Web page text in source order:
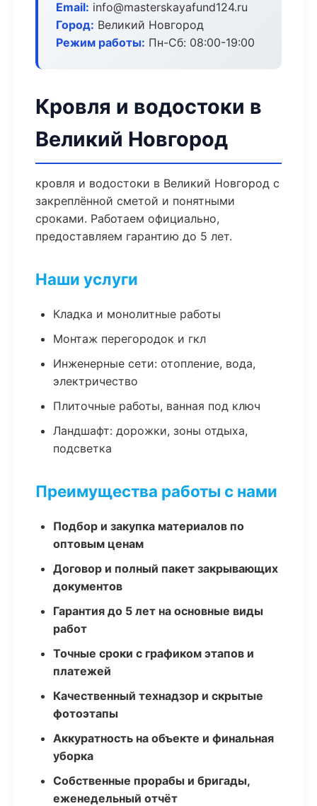
Email: info@masterskayafund124.ru
Город: Великий Новгород
Режим работы: Пн-Сб: 08:00-19:00
Кровля и водостоки в
Великий Новгород
кровля и водостоки в Великий Новгород с
закреплённой сметой и понятными
сроками. Работаем официально,
предоставляем гарантию до 5 лет.
Наши услуги
Кладка и монолитные работы
Монтаж перегородок и гкл
Инженерные сети: отопление, вода,
электричество
Плиточные работы, ванная под ключ
Ландшафт: дорожки, зоны отдыха,
подсветка
Преимущества работы с нами
Подбор и закупка материалов по
оптовым ценам
Договор и полный пакет закрывающих
документов
Гарантия до 5 лет на основные виды
работ
Точные сроки с графиком этапов и
платежей
Качественный технадзор и скрытые
фотоэтапы
Аккуратность на объекте и финальная
уборка
Собственные прорабы и бригады,
еженедельный отчёт